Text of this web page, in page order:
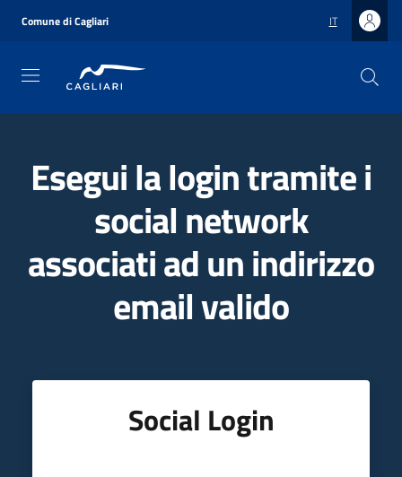
Comune di Cagliari IT
Esegui la login tramite i
social network
associati ad un indirizzo
email valido
Social Login